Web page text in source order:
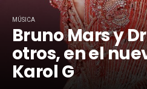
MÚSICA
Bruno Mars y
otros, en el
Karol G